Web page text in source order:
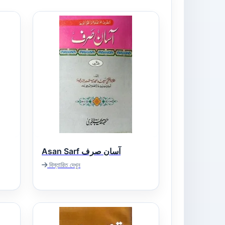
Asan Sarf آسان صرف
বিস্তারিত দেখুন